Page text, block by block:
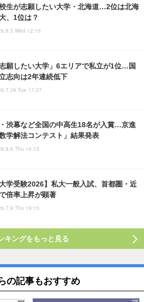
生が志願したい大学・北海道…2位は北海
、1位は？
Wed 12:15
志願したい大学」6エリアで私立が1位…国
志向は2年連続低下
Tue 17:27
渋幕など全国の中高生18名が入賞…京進
数学解法コンテスト」結果発表
Thu 16:15
大学受験2026】私大一般入試、首都圏・近
倍率上昇が顕著
Thu 19:15
キングをもっと見る
の記事もおすすめ